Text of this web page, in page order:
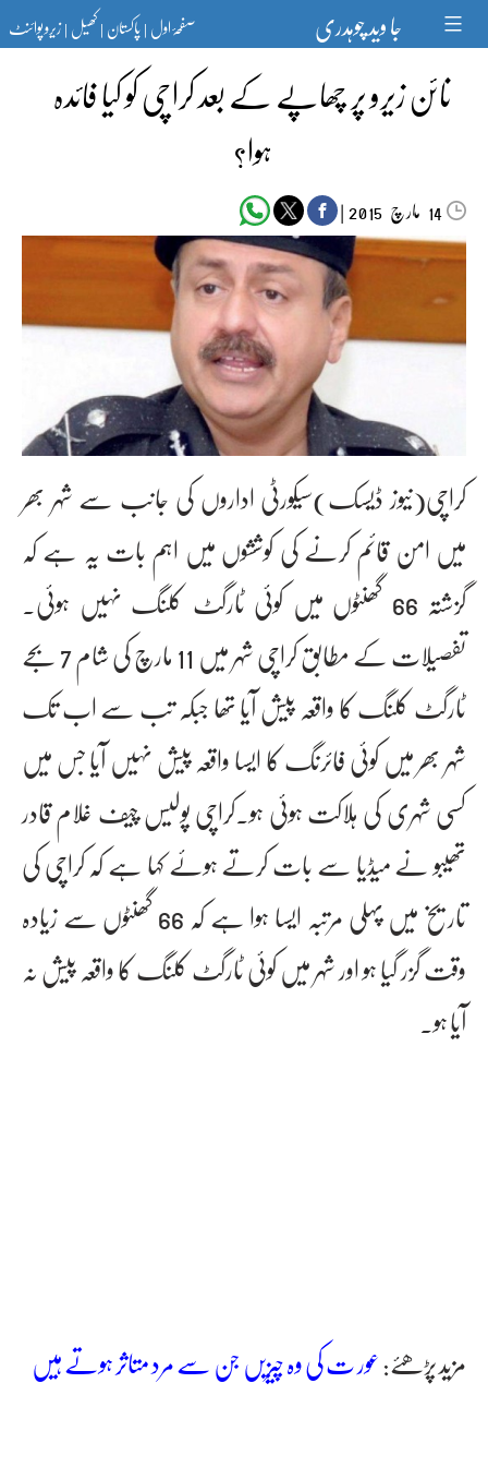
content جا وید چوہدری صفحۂ اول|پاکستان|کھیل|زیرو پوائنٹ
نائن زیرو پر چھاپے کے بعد کراچی کو کیا فائدہ
ہوا؟
14 مارچ‬‮ |
کراچی(نیوز ڈیسک)سیکورٹی اداروں کی جانب سے شہر بھر
میں امن قائم کرنے کی کوششوں میں اہم بات یہ ہے کہ
گزشتہ 66 گھنٹوں میں کوئی ٹارگٹ کلنگ نہیں ہوئی۔
تفصیلات کے مطابق کراچی شہر میں 11 مارچ کی شام 7 بجے
ٹارگٹ کلنگ کا واقعہ پیش آیا تھا جبکہ تب سے اب تک
شہر بھر میں کوئی فائرنگ کا ایسا واقعہ پیش نہیں آیا جس میں
کسی شہری کی ہلاکت ہوئی ہو۔کراچی پولیس چیف غلام قادر
تھیبو نے میڈیا سے بات کرتے ہوئے کہا ہے کہ کراچی کی
تاریخ میں پہلی مرتبہ ایسا ہوا ہے کہ 66 گھنٹوں سے زیادہ
وقت گزر گیا ہو اور شہر میں کوئی ٹارگٹ کلنگ کا واقعہ پیش نہ
آیا ہو۔
مزید پڑھئے:عور ت کی وہ چیزیں جن سے مرد متاثر ہوتے ہیں